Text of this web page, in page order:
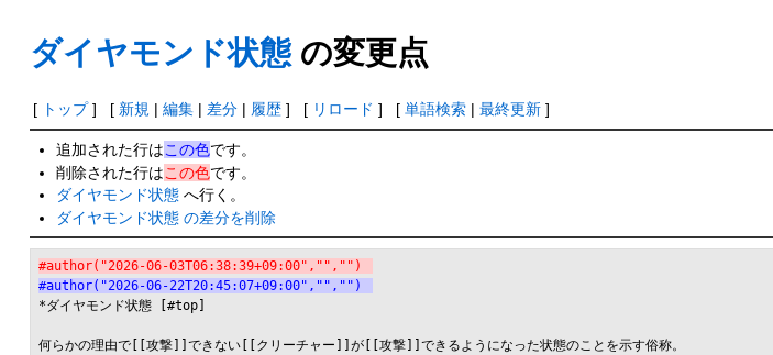
ダイヤモンド状態 の変更点
[ トップ] [ 新規| 編集| 差分| 履歴] [ リロード ] [ 単語検索| 最終更新]
追加された行はこの色です。
削除された行はこの色です。
ダイヤモンド状態 へ行く。
ダイヤモンド状態 の差分を削除
#author("2026-06-03T06:38:39+09:00","","")
#author("2026-06-22T20:45:07+09:00","","")
*ダイヤモンド状態 [#top]
何らかの理由で[[攻撃]]できない[[クリーチャー]]が[[攻撃]]できるようになった状態のことを示す俗称。